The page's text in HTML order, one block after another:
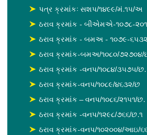
પત્ર ક્રમાંકઃ સશપ/૧૪૯૯/મં.૧૫/અ
ઠરાવ ક્રમાંક - બીએમએ-૧૦૭૮-
ઠરાવ ક્રમાંક - બમઅ - ૧૦૭૯-
ઠરાવ ક્રમાંક-બમઅ/૧૦૮૦/૭૨૭૦૪/
ઠરાવ ક્રમાંક -વનપ/૧૦૮૪/૩૫૭૫/છ.
ઠરાવ ક્રમાંક-વનપ/૧૦૮૯/૪૬૩૨/છ
ઠરાવ ક્રમાંક – વનપ/૧૦૮૬/૨૧૫૧/છ.
ઠરાવ ક્રમાંક -વનપ/૧૨૯૮/૭૬૬/છ.૧
ઠરાવ ક્રમાંક-વનપ/૧૦૨૦૦૪/આઇ/